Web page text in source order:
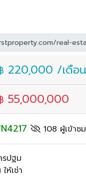
220,000 /เดือน
55,000,000
108 ผู้เข้าชม
ปฐม
ห้เช่า